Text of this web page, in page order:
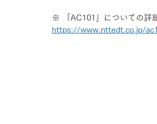
※ 「AC101」についての詳
https://www.nttedt.co.jp/